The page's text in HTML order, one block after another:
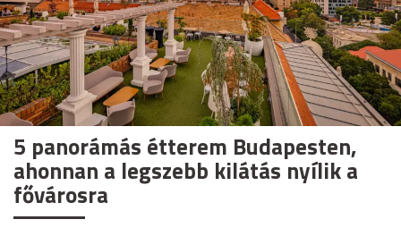
5 panorámás étterem Budapesten,
ahonnan a legszebb kilátás nyílik a
fővárosra